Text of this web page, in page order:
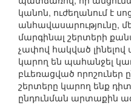
կանոն, ուժեղանում է
անհավասարությունը,
մարգինալ շերտերի
չափով հակված
կարող են պահանջել
բևեռացված որոշուներ
շերտերը կարող ենք
ընդունման արտաքին